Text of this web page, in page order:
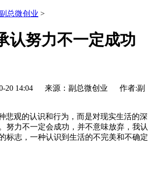
总微创业 >
认努力不一定成功
20 14:04 来源：副总微创业 作者:副
悲观的认识和行为，而是对现实生活的深
努力不一定会成功，并不意味放弃，我认
标志，一种认识到生活的不完美和不确定